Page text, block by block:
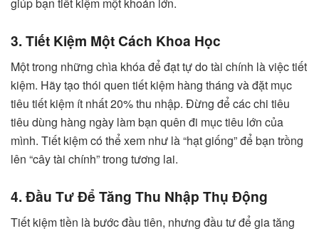
3. Tiết Kiệm Một Cách Khoa Học
Một trong những chìa khóa để đạt tự do tài chính là việc tiết
kiệm. Hãy tạo thói quen tiết kiệm hàng tháng và đặt mục
tiêu tiết kiệm ít nhất 20% thu nhập. Đừng để các chi tiêu
tiêu dùng hàng ngày làm bạn quên đi mục tiêu lớn của
mình. Tiết kiệm có thể xem như là “hạt giống” để bạn trồng
lên “cây tài chính” trong tương lai.
4. Đầu Tư Để Tăng Thu Nhập Thụ Động
Tiết kiệm tiền là bước đầu tiên, nhưng đầu tư để gia tăng